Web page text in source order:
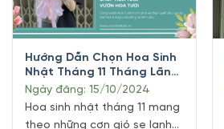
Hướng Dẫn Chọn Hoa Sinh
Nhật Tháng 11 Tháng Lãng
Mạn Và Sắc Sảo
Ngày đăng: 15/10/2024
Hoa sinh nhật tháng 11 mang
theo những cơn gió se lạnh